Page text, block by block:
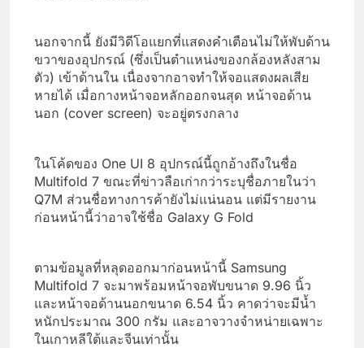
นอกจากนี้ ยังมีวิดีโอแยกที่แสดงคำเตือนไม่ให้พับด้าน
ขวาของอุปกรณ์ (ซึ่งเป็นตำแหน่งของกล้องหลังสาม
ตัว) เข้าด้านใน เนื่องจากอาจทำให้จอแสดงผลเสีย
หายได้ เมื่อกางหน้าจอหลักออกจนสุด หน้าจอด้าน
นอก (cover screen) จะอยู่ตรงกลาง
ในโค้ดของ One UI 8 อุปกรณ์นี้ถูกอ้างถึงในชื่อ
Multifold 7 ขณะที่ข่าวลือเก่ากว่าระบุชื่อภายในว่า
Q7M ส่วนชื่อทางการค้ายังไม่แน่นอน แต่มีรายงาน
ก่อนหน้านี้ว่าอาจใช้ชื่อ Galaxy G Fold
ตามข้อมูลที่หลุดออกมาก่อนหน้านี้ Samsung
Multifold 7 จะมาพร้อมหน้าจอพับขนาด 9.96 นิ้ว
และหน้าจอด้านนอกขนาด 6.54 นิ้ว คาดว่าจะมีน้ำ
หนักประมาณ 300 กรัม และอาจวางจำหน่ายเฉพาะ
ในเกาหลีใต้และจีนเท่านั้น